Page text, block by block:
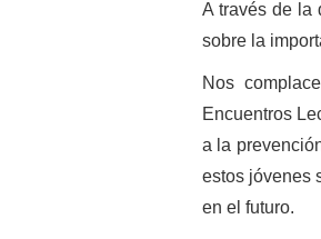
A través de la
sobre la
Nos
Encuentros
a la
estos jóvenes
en el futuro.